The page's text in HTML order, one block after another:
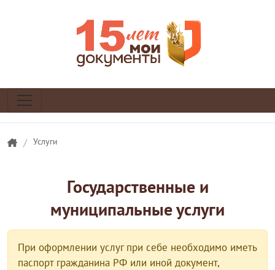
/ Услуги
Государственные и
муниципальные услуги
При оформлении услуг при себе необходимо иметь
паспорт гражданина РФ или иной документ,